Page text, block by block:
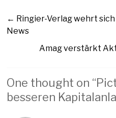
← Ringier-Verlag wehrt
News
Amag verstärkt
One thought on “
besseren